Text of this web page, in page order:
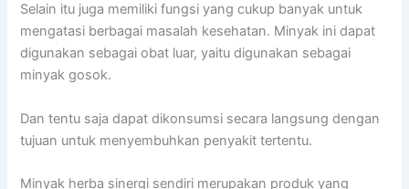
Selain itu juga memiliki fungsi yang cukup banyak untuk
mengatasi berbagai masalah kesehatan. Minyak ini dapat
digunakan sebagai obat luar, yaitu digunakan sebagai
minyak gosok.
Dan tentu saja dapat dikonsumsi secara langsung dengan
tujuan untuk menyembuhkan penyakit tertentu.
Minyak herba sinergi sendiri merupakan produk yang